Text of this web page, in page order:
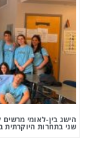
הישג בין-לאומי
שני בתחרות היוקרתית